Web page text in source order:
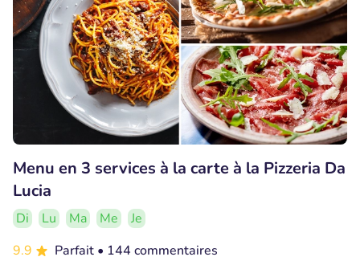
Menu en 3 services à la carte à la Pizzeria Da
Lucia
Di Lu Ma Me
Je
9.9
Parfait • 144 commentaires